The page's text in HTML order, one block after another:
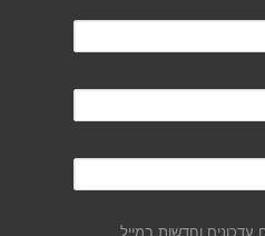
וחדשות במייל